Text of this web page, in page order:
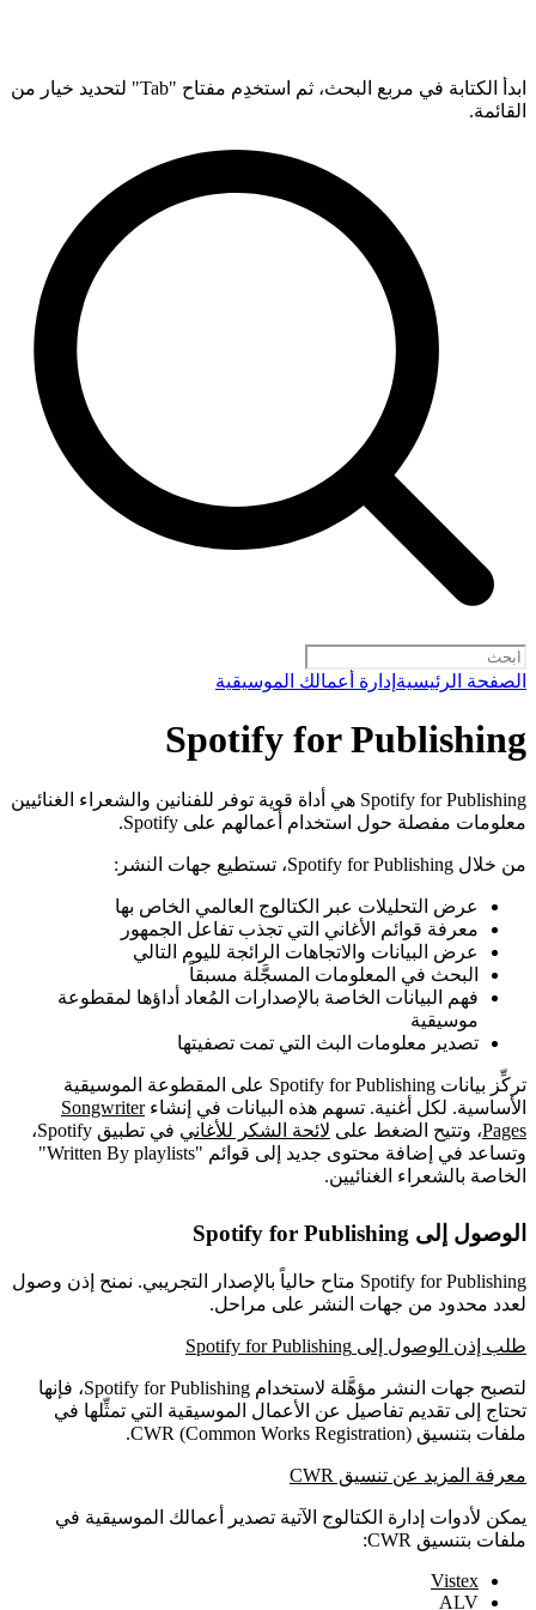
ابدأ الكتابة في مربع البحث، ثم استخدِم مفتاح "Tab" لتحديد خيار من
القائمة.
الصفحة الرئيسية إدارة أعمالك الموسيقية
Spotify for Publishing
Spotify for Publishing هي أداة قوية توفر للفنانين والشعراء الغنائيين
معلومات مفصلة حول استخدام أعمالهم على Spotify.
من خلال Spotify for Publishing، تستطيع جهات النشر:
عرض التحليلات عبر الكتالوج العالمي الخاص بها
معرفة قوائم الأغاني التي تجذب تفاعل الجمهور
عرض البيانات والاتجاهات الرائجة لليوم التالي
البحث في المعلومات المسجَّلة مسبقاً
فهم البيانات الخاصة بالإصدارات المُعاد أداؤها لمقطوعة
موسيقية
تصدير معلومات البث التي تمت تصفيتها
تركِّز بيانات Spotify for Publishing على المقطوعة الموسيقية
الأساسية. لكل أغنية. تسهم هذه البيانات في إنشاءSongwriter
Pages، وتتيح الضغط على لائحة الشكر للأغاني
في تطبيق Spotify،
وتساعد في إضافة محتوى جديد إلى قوائم "Written By playlists"
الخاصة بالشعراء الغنائيين.
الوصول إلى Spotify for Publishing
Spotify for Publishing متاح حالياً بالإصدار التجريبي. نمنح إذن وصول
لعدد محدود من جهات النشر على مراحل.
طلب إذن الوصول إلى Spotify for Publishing
لتصبح جهات النشر مؤهَّلة لاستخدام Spotify for Publishing، فإنها
تحتاج إلى تقديم تفاصيل عن الأعمال الموسيقية التي تمثِّلها في
ملفات بتنسيق CWR (Common Works Registration).
معرفة المزيد عن تنسيق CWR
يمكن لأدوات إدارة الكتالوج الآتية تصدير أعمالك الموسيقية في
ملفات بتنسيق CWR:
Vistex
ALV